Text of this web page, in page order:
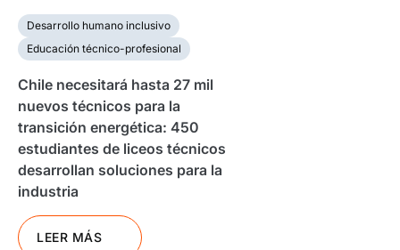
Desarrollo humano inclusivo
Educación técnico-profesional
Chile necesitará hasta 27 mil
nuevos técnicos para la
transición energética: 450
estudiantes de liceos técnicos
desarrollan soluciones para la
industria
LEER MÁS